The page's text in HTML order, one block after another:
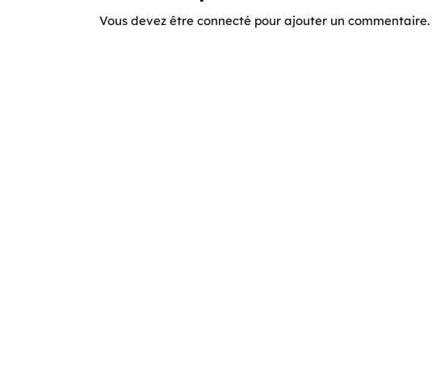
Vous devez être connecté pour ajouter un commentaire.